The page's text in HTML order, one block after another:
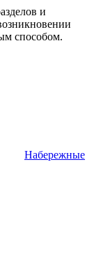
и
способом.
Набережные